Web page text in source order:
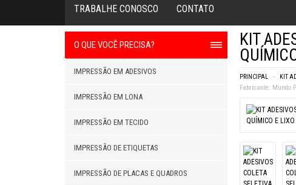
TRABALHE CONOSCO CONTATO
O QUE VOCÊ PRECISA?
IMPRESSÃO EM ADESIVOS
IMPRESSÃO EM LONA
IMPRESSÃO EM TECIDO
IMPRESSÃO DE ETIQUETAS
IMPRESSÃO DE PLACAS E QUADROS
KIT
PRINCIPAL KIT
Fabricante: Mundo